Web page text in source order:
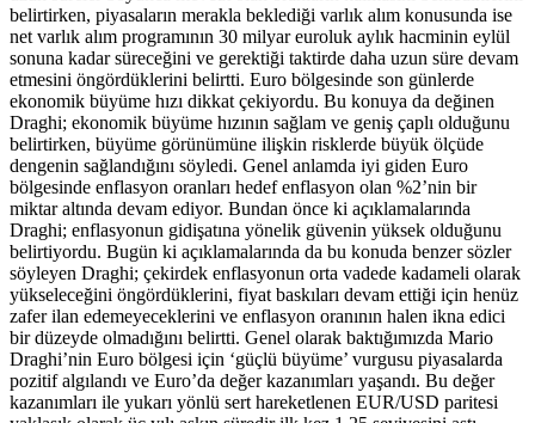
belirtirken, piyasaların merakla beklediği varlık alım konusunda ise
net varlık alım programının 30 milyar euroluk aylık hacminin eylül
sonuna kadar süreceğini ve gerektiği taktirde daha uzun süre devam
etmesini öngördüklerini belirtti. Euro bölgesinde son günlerde
ekonomik büyüme hızı dikkat çekiyordu. Bu konuya da değinen
Draghi; ekonomik büyüme hızının sağlam ve geniş çaplı olduğunu
belirtirken, büyüme görünümüne ilişkin risklerde büyük ölçüde
dengenin sağlandığını söyledi. Genel anlamda iyi giden Euro
bölgesinde enflasyon oranları hedef enflasyon olan %2’nin bir
miktar altında devam ediyor. Bundan önce ki açıklamalarında
Draghi; enflasyonun gidişatına yönelik güvenin yüksek olduğunu
belirtiyordu. Bugün ki açıklamalarında da bu konuda benzer sözler
söyleyen Draghi; çekirdek enflasyonun orta vadede kadameli olarak
yükseleceğini öngördüklerini, fiyat baskıları devam ettiği için henüz
zafer ilan edemeyeceklerini ve enflasyon oranının halen ikna edici
bir düzeyde olmadığını belirtti. Genel olarak baktığımızda Mario
Draghi’nin Euro bölgesi için ‘güçlü büyüme’ vurgusu piyasalarda
pozitif algılandı ve Euro’da değer kazanımları yaşandı. Bu değer
kazanımları ile yukarı yönlü sert hareketlenen EUR/USD paritesi